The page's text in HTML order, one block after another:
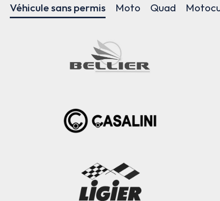
Véhicule sans permis Moto Quad